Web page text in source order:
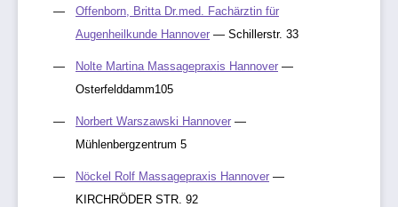
Offenborn, Britta Dr.med. Fachärztin für
Augenheilkunde Hannover — Schillerstr. 33
Nolte Martina Massagepraxis Hannover —
Osterfelddamm105
Norbert Warszawski Hannover —
Mühlenbergzentrum 5
Nöckel Rolf Massagepraxis Hannover —
KIRCHRÖDER STR. 92